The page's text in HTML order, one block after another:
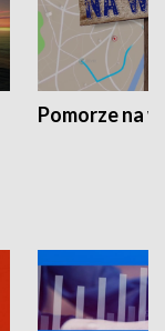
Pomorze na